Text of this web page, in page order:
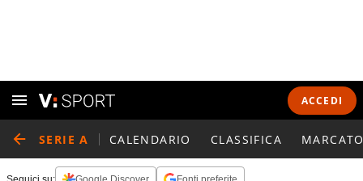
ACCEDI
SERIE A CALENDARIO CLASSIFICA